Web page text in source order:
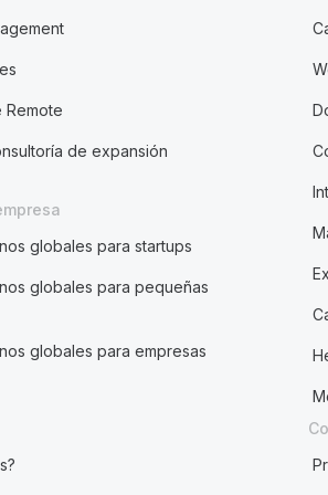
Remote
de expansión
globales para startups
globales para pequeñas
globales para empresas